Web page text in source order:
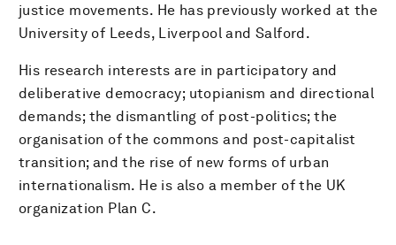
justice movements. He has previously worked at the
University of Leeds, Liverpool and Salford.
His research interests are in participatory and
deliberative democracy; utopianism and directional
demands; the dismantling of post-politics; the
organisation of the commons and post-capitalist
transition; and the rise of new forms of urban
internationalism. He is also a member of the UK
organization Plan C.